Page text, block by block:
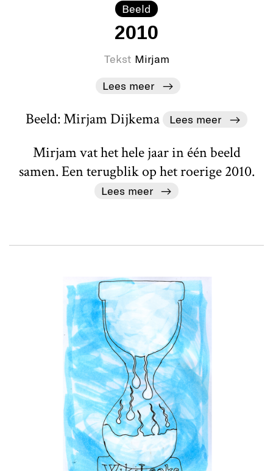
Beeld
2010
Tekst Mirjam
Lees meer
Beeld: Mirjam Dijkema Lees meer
Mirjam vat het hele jaar in één beeld
samen. Een terugblik op het roerige 2010.
Lees meer